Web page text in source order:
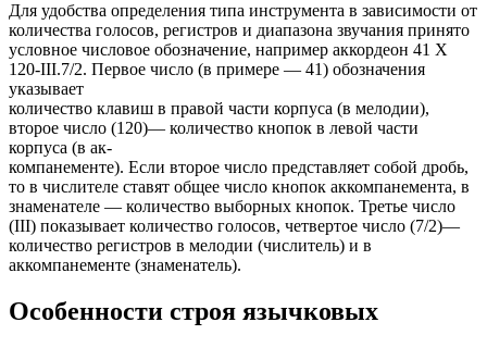
Для удобства определения типа инструмента в зависимости от
количества голосов, регистров и диапазона звучания принято
условное числовое обозначение, например аккордеон 41 Х
120-III.7/2. Первое число (в примере — 41) обозначения
указывает
количество клавиш в правой части корпуса (в мелодии),
второе число (120)— количество кнопок в левой части
корпуса (в ак-
компанементе). Если второе число представляет собой дробь,
то в числителе ставят общее число кнопок аккомпанемента, в
знаменателе — количество выборных кнопок. Третье число
(III) показывает количество голосов, четвертое число (7/2)—
количество регистров в мелодии (числитель) и в
аккомпанементе (знаменатель).
Особенности строя язычковых